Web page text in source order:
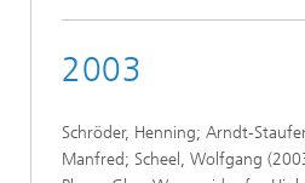
2003
Schröder, Henning; Arndt-
Manfred; Scheel, Wolfgang